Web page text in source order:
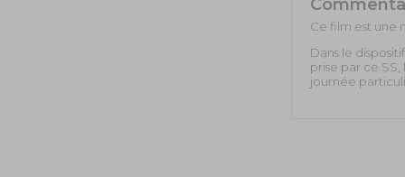
Ce film est une
Dans le
prise par ce
journée